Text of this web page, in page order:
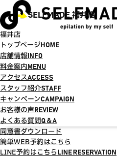
SELFMADE 福井店
福井店
トップページ HOME
店舗情報 INFO
料金案内 MENU
アクセスACCESS
スタッフ紹介STAFF
キャンペーンCAMPAIGN
お客様の声 REVIEW
よくある質問Q＆A
同意書ダウンロード
簡単WEB予約はこちら
LINE予約はこちら LINE RESERVATION